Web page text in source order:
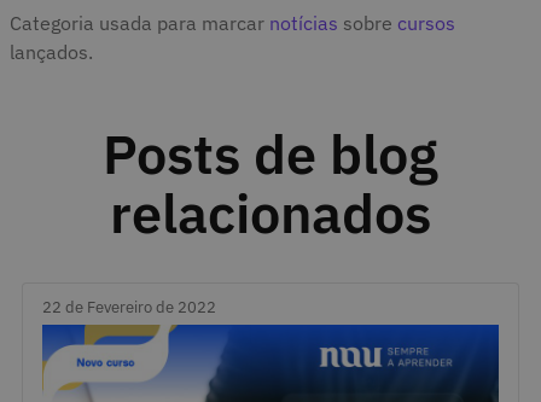
Categoria usada para marcar notícias sobre cursos
lançados.
Posts de blog
relacionados
22 de Fevereiro de 2022